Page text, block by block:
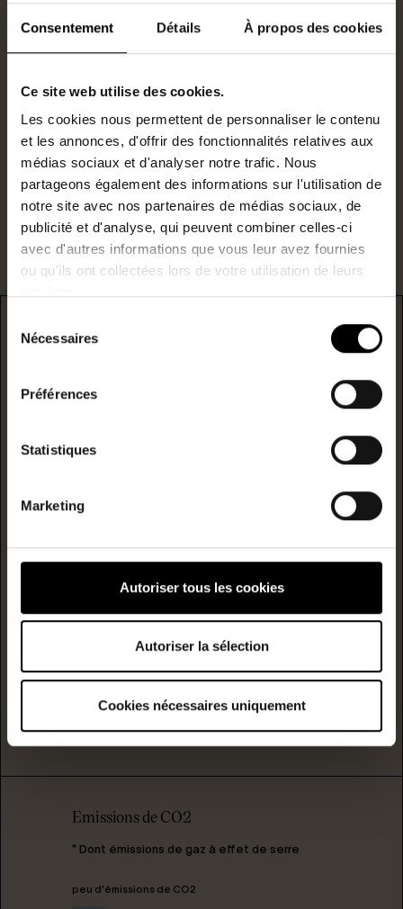
Consentement Détails À propos des cookies
Ce site web utilise des cookies.
Les cookies nous permettent de personnaliser le contenu
et les annonces, d'offrir des fonctionnalités relatives aux
médias sociaux et d'analyser notre trafic. Nous
partageons également des informations sur l'utilisation de
notre site avec nos partenaires de médias sociaux, de
publicité et d'analyse, qui peuvent combiner celles-ci
avec d'autres informations que vous leur avez fournies
ou qu'ils ont collectées lors de votre utilisation de leurs
Nécessaires
Préférences
Statistiques
Marketing
Autoriser tous les cookies
Autoriser la sélection
Cookies nécessaires uniquement
0685202878
N°RSAC : 823715750
c.jeuland@lestoits.fr
Je suis intéressé par ce bien.
DPE
D
Consommation
243
émission
53 E
F
G
Emissions de CO2
* Dont émissions de gaz à effet de serre
peu d'émissions de CO2